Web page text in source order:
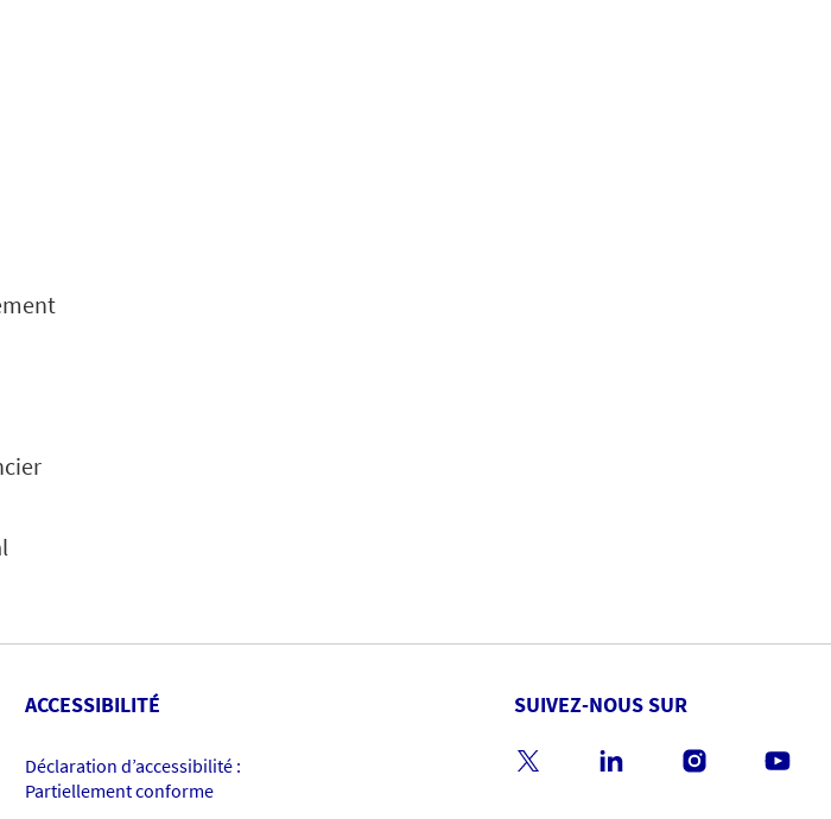
ACCESSIBILITÉ
Déclaration d’accessibilité :
Partiellement conforme
SUIVEZ-NOUS SUR